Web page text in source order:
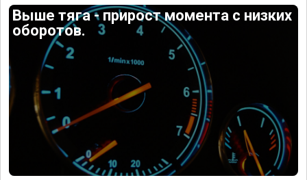
Выше тяга - прирост момента с низких
оборотов.